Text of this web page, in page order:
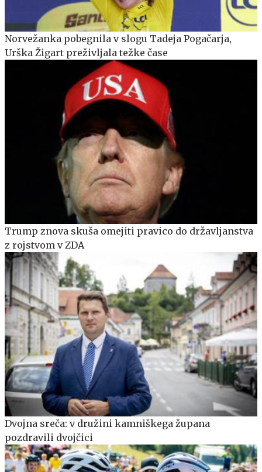
Norvežanka pobegnila v slogu Tadeja Pogačarja,
Urška Žigart preživljala težke čase
Trump znova skuša omejiti pravico do državljanstva
z rojstvom v ZDA
Dvojna sreča: v družini kamniškega župana
pozdravili dvojčici